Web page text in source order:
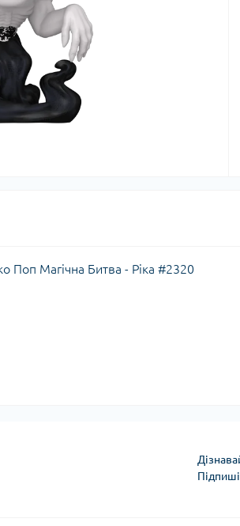
Поп Магічна Битва - Ріка #2320